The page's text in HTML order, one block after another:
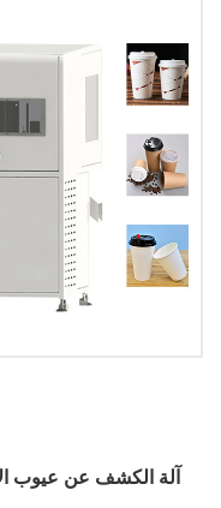
آلة الكشف عن عيوب